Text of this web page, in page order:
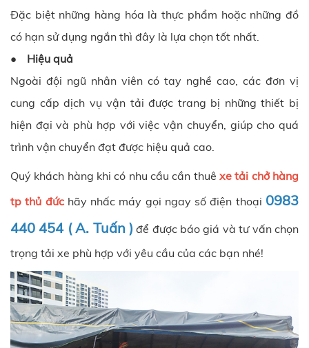
Đặc biệt những hàng hóa là thực phẩm hoặc những đồ
có hạn sử dụng ngắn thì đây là lựa chọn tốt nhất.
• Hiệu quả
Ngoài đội ngũ nhân viên có tay nghề cao, các đơn vị
cung cấp dịch vụ vận tải được trang bị những thiết bị
hiện đại và phù hợp với việc vận chuyển, giúp cho quá
trình vận chuyển đạt được hiệu quả cao.
Quý khách hàng khi có nhu cầu cần thuê xe tải chở hàng
tp thủ đứchãy nhấc máy gọi ngay số điện thoại 0983
440 454 ( A. Tuấn ) để được báo giá và tư vấn chọn
trọng tải xe phù hợp với yêu cầu của các bạn nhé!